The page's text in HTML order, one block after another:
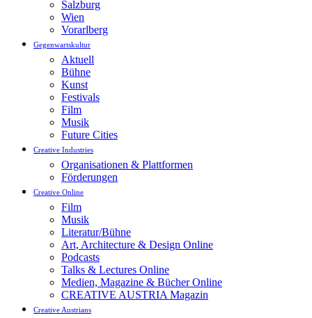
Salzburg
Wien
Vorarlberg
Gegenwartskultur
Aktuell
Bühne
Kunst
Festivals
Film
Musik
Future Cities
Creative Industries
Organisationen & Plattformen
Förderungen
Creative Online
Film
Musik
Literatur/Bühne
Art, Architecture & Design Online
Podcasts
Talks & Lectures Online
Medien, Magazine & Bücher Online
CREATIVE AUSTRIA Magazin
Creative Austrians